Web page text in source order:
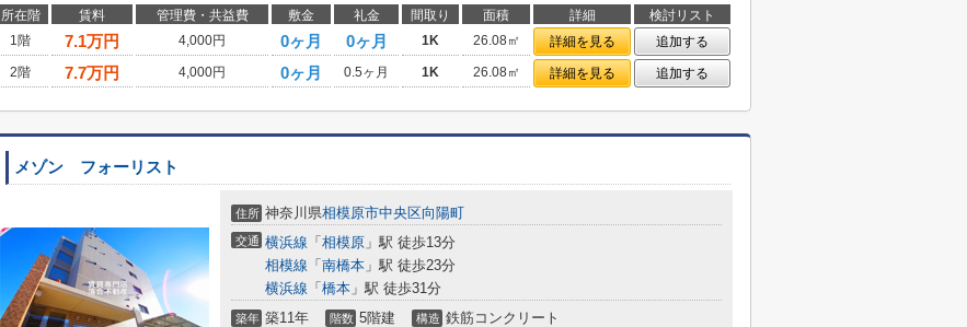
所在階 賃料 管理費・共益費 敷金 礼金 間取り 面積 詳細
検討リスト
1階
7.1万円 4,000円 0ヶ月 0ヶ月 1K 26.08㎡ 詳細を見る
追加する
2階
7.7万円 4,000円 0ヶ月 0.5ヶ月 1K 26.08㎡ 詳細を見る 追加する
メゾン フォーリスト
住所 神奈川県相模原市中央区向陽町
交通 横浜線 「 相模原 」駅 徒歩13分
相模線 「 南橋本 」駅 徒歩23分
横浜線 「 橋本 」駅 徒歩31分
築年 築11年 階数 5階建 構造 鉄筋コンクリート